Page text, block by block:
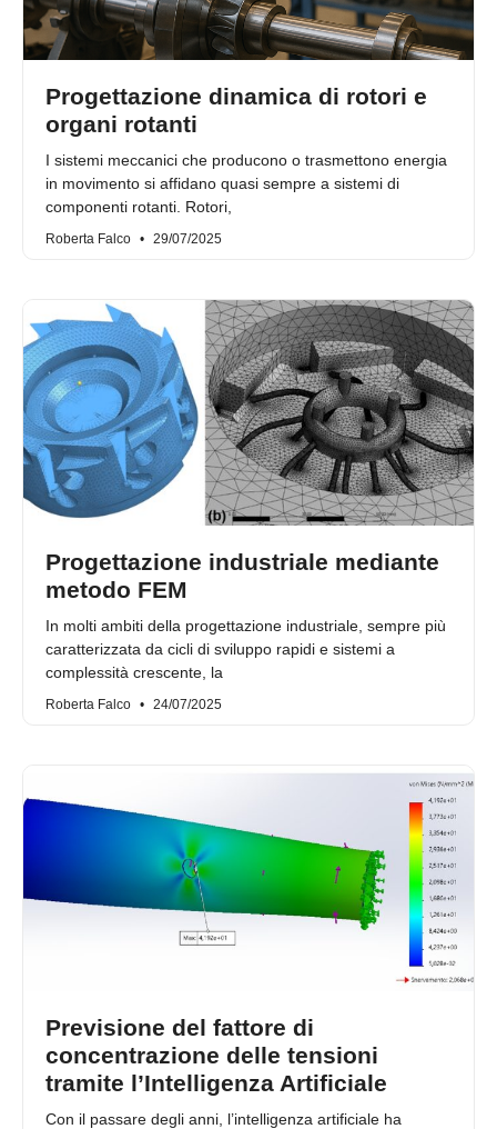
Progettazione dinamica di rotori e
organi rotanti
I sistemi meccanici che producono o trasmettono energia
in movimento si affidano quasi sempre a sistemi di
componenti rotanti. Rotori,
Roberta Falco 29/07/2025
Progettazione industriale mediante
metodo FEM
In molti ambiti della progettazione industriale, sempre più
caratterizzata da cicli di sviluppo rapidi e sistemi a
complessità crescente, la
Roberta Falco 24/07/2025
Previsione del fattore di
concentrazione delle tensioni
tramite l’Intelligenza Artificiale
Con il passare degli anni, l’intelligenza artificiale ha